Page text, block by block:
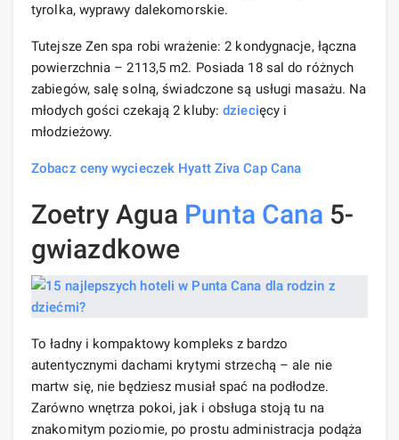
tyrolka, wyprawy dalekomorskie.
Tutejsze Zen spa robi wrażenie: 2 kondygnacje, łączna
powierzchnia – 2113,5 m2. Posiada 18 sal do różnych
zabiegów, salę solną, świadczone są usługi masażu. Na
młodych gości czekają 2 kluby:dziecięcy i
młodzieżowy.
Zobacz ceny wycieczek Hyatt Ziva Cap Cana
Zoetry Agua Punta Cana 5-
gwiazdkowe
To ładny i kompaktowy kompleks z bardzo
autentycznymi dachami krytymi strzechą – ale nie
martw się, nie będziesz musiał spać na podłodze.
Zarówno wnętrza pokoi, jak i obsługa stoją tu na
znakomitym poziomie, po prostu administracja podąża